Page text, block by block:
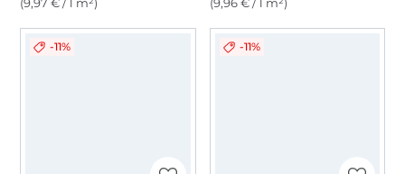
-11% -11%